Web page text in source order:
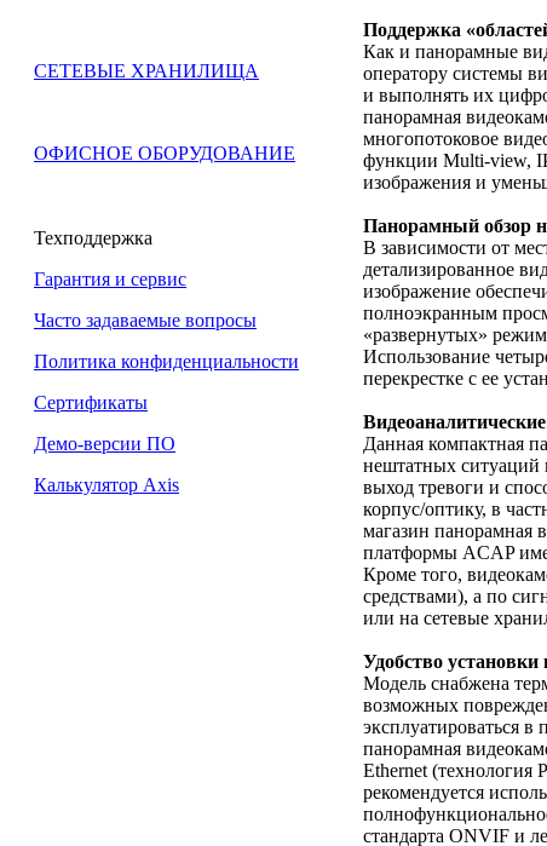
СЕТЕВЫЕ ХРАНИЛИЩА
ОФИСНОЕ ОБОРУДОВАНИЕ
Техподдержка
Гарантия и сервис
Часто задаваемые вопросы
Политика конфиденциальности
Сертификаты
Демо-версии ПО
Калькулятор Axis
Поддержка
Как и панорамные
оператору системы
и выполнять их
панорамная
многопотоковое
функции Multi-view,
изображения и
Панорамный обзор
В зависимости от
детализированное
изображение
полноэкранным
«развернутых»
Использование
перекрестке с ее
Данная компактная
нештатных ситуаций
выход тревоги и
корпус/оптику, в
магазин панорамная
платформы ACAP
Кроме того,
средствами), а по
или на сетевые
Удобство установки
Модель снабжена
возможных
эксплуатироваться
панорамная
Ethernet (технология
рекомендуется
стандарта ONVIF и